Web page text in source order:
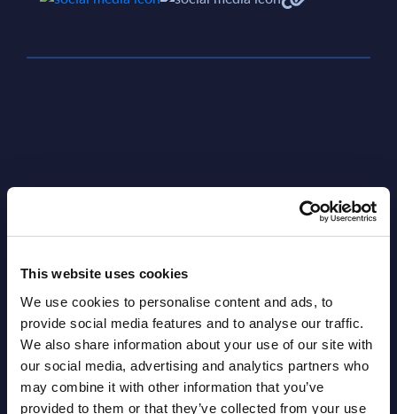
This website uses cookies
We use cookies to personalise content and ads, to
provide social media features and to analyse our traffic.
We also share information about your use of our site with
our social media, advertising and analytics partners who
may combine it with other information that you’ve
provided to them or that they’ve collected from your use
Latest Publications report
View latest publications Reports >
AI (Artificial Intelligence) by